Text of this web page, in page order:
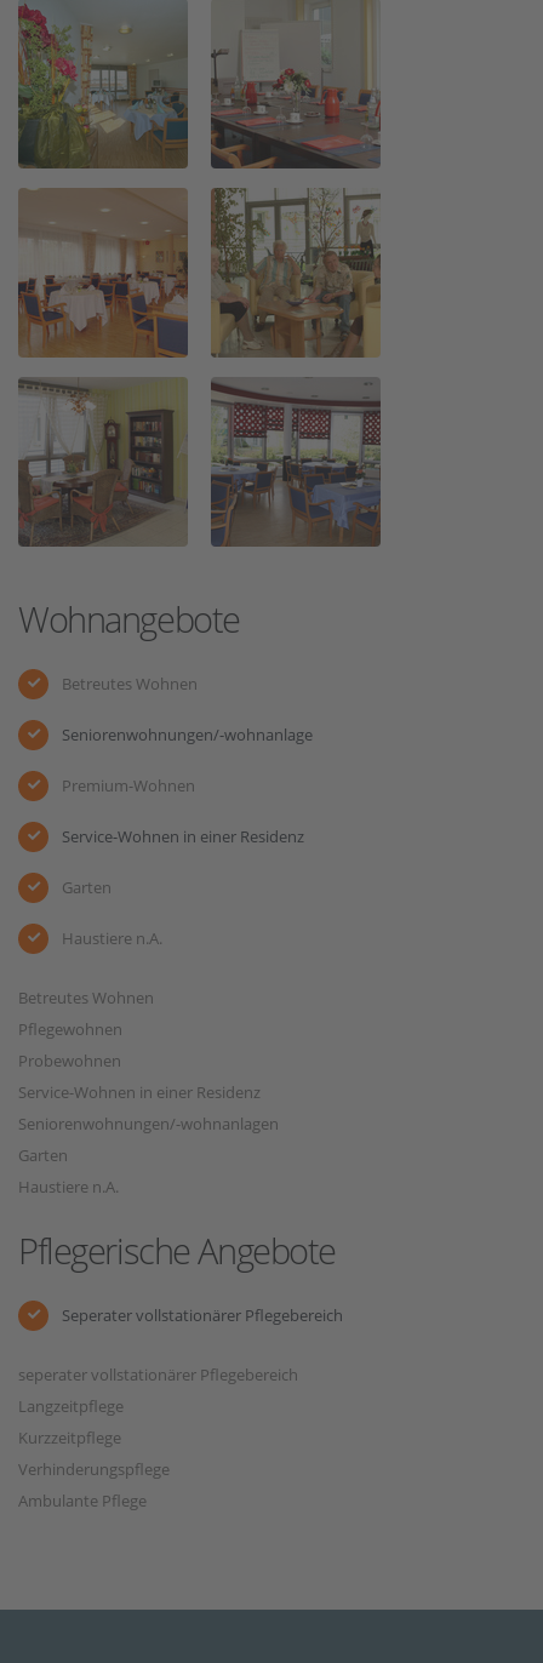
Wohnangebote
Betreutes Wohnen
Seniorenwohnungen/-wohnanlage
Premium-Wohnen
Service-Wohnen in einer Residenz
Garten
Haustiere n.A.
Betreutes Wohnen
Pflegewohnen
Probewohnen
Service-Wohnen in einer Residenz
Seniorenwohnungen/-wohnanlagen
Garten
Haustiere n.A.
Pflegerische Angebote
Seperater vollstationärer Pflegebereich
seperater vollstationärer Pflegebereich
Langzeitpflege
Kurzzeitpflege
Verhinderungspflege
Ambulante Pflege